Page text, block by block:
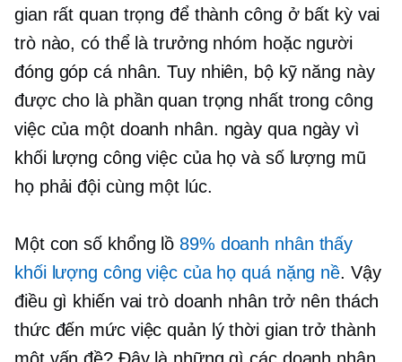
gian rất quan trọng để thành công ở bất kỳ vai
trò nào, có thể là trưởng nhóm hoặc người
đóng góp cá nhân. Tuy nhiên, bộ kỹ năng này
được cho là phần quan trọng nhất trong công
việc của một doanh nhân. ngày qua ngày vì
khối lượng công việc của họ và số lượng mũ
họ phải đội cùng một lúc.
Một con số khổng lồ 89% doanh nhân thấy
khối lượng công việc của họ quá nặng nề. Vậy
điều gì khiến vai trò doanh nhân trở nên thách
thức đến mức việc quản lý thời gian trở thành